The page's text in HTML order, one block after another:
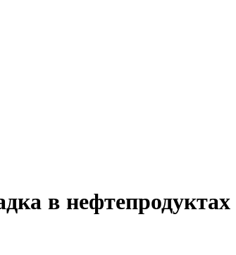
в нефтепродуктах